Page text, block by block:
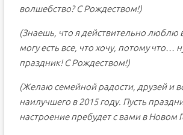
волшебство? С Рождеством!)
(Знаешь, что я действительно люблю
могу есть все, что хочу, потому что…
праздник! С Рождеством!)
(Желаю семейной радости, друзей и
наилучшего в 2015 году. Пусть
настроение пребудет с вами в Новом